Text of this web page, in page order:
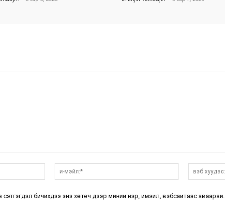
мэйл:*
сэтгэгдэл бичихдээ энэ хөтөч дээр миний нэр, имэйл, вэбсайтаас аваарай.